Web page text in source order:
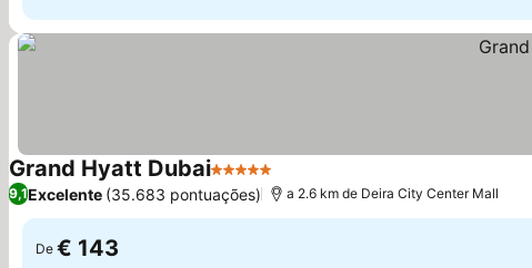
Grand Hyatt Dubai5 Estrelas
9,1Excelente (35.683 pontuações) a 2.6 km de Deira City Center Mall
De € 143